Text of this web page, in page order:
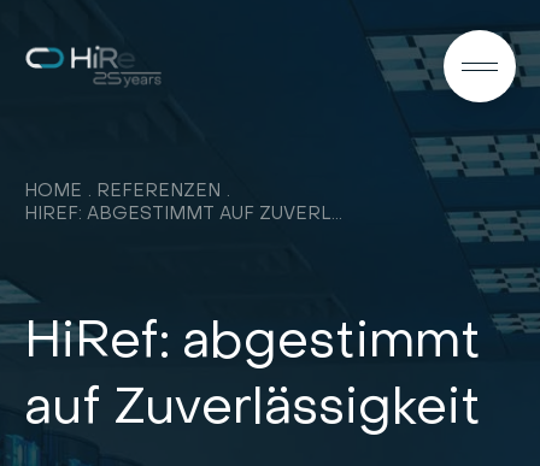
HOME
REFERENZEN
HIREF: ABGESTIMMT AUF ZUVERLÄSSIGKEIT
HiRef: abgestimmt
auf Zuverlässigkeit